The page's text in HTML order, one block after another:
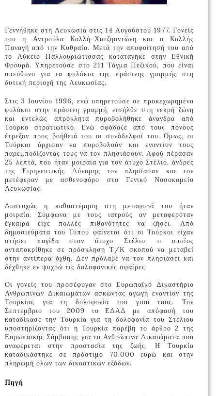
Γεννήθηκε στη Λευκωσία στις 14 Αυγούστου 1977. Γονείς
του η Αντρούλα Καλλή-Χατζηαντώνη και ο Καλλής
Παναγή από την Κυθραία. Μετά την αποφοίτησή του από
το Λύκειο Παλλουριώτισσας κατατάγηκε στην Εθνική
Φρουρά. Υπηρετούσε στο 211 Τάγμα Πεζικού, που είναι
υπεύθυνο για τα φυλάκια της πράσινης γραμμής στη
δυτική περιοχή της Λευκωσίας.
Στις 3 Ιουνίου 1996, ενώ υπηρετούσε σε προκεχωρημένο
φυλάκιο στην πράσινη γραμμή, εισήλθε στη νεκρή ζώνη
και εντελώς απρόκλητα πυροβολήθηκε άνανδρα από
Τούρκο στρατιωτικό. Ενώ σφάδαζε από τους πόνους
έτρεξαν προς βοήθειά του οι συνάδελφοί του. Όμως, οι
Τούρκοι άρχισαν να πυροβολούν και εναντίον τους
παρεμποδίζοντας τους να τον πλησιάσουν. Αφού πέρασαν
25 λεπτά, που ήταν μοιραία για τον άτυχο Στέλιο, άνδρες
της Ειρηνευτικής Δύναμης τον πλησίασαν και τον
μετέφεραν με ασθενοφόρο στο Γενικό Νοσοκομείο
Λευκωσίας.
Δυστυχώς η καθυστέρηση στη μεταφορά του ήταν
μοιραία. Σύμφωνα με τους ιατρούς αν μεταφερόταν
έγκαιρα είχε πολλές πιθανότητες να ζήσει. Από
δημοσιεύματα του Τύπου φαίνεται ότι οι Τούρκοι είχαν
στήσει παγίδα στον άτυχο Στέλιο, ο οποίος
ανταποκρίθηκε σε πρόσκληση Τ/Κ σκοπού να μεταβεί
στην αντίπερα όχθη. Δεν πρόλαβε να τον πλησιάσει και
δέχθηκε εν ψυχρώ τις δολοφονικές σφαίρες.
Οι γονείς του προσέφυγαν στο Ευρωπαϊκό Δικαστήριο
Ανθρωπίνων Δικαιωμάτων ασκώντας αγωγή εναντίον της
Τουρκίας για τη δολοφονία του γιου τους. Τον
Σεπτέμβριο του 2009 το ΕΔΑΔ με απόφασή του
καταδίκασε την Τουρκία για τη δολοφονία του Στέλιου
υποστηρίζοντας ότι η Τουρκία παρέβη το άρθρο 2 της
Ευρωπαϊκής Σύμβασης για τα Ανθρώπινα Δικαιώματα που
αναφέρεται στην προστασία της ζωής. Η Τουρκία
καταδικάστηκε σε πρόστιμο 70.000 ευρώ και στην
πληρωμή όλων των δικαστικών εξόδων.
Πηγή